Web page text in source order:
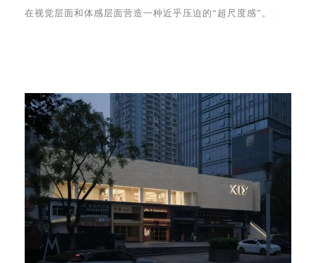
在视觉层面和体感层面营造一种近乎压迫的“超尺度感”。